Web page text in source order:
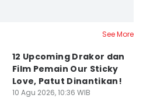
See More
12 Upcoming Drakor dan
Film Pemain Our Sticky
Love, Patut Dinantikan!
10 Agu 2026, 10:36 WIB